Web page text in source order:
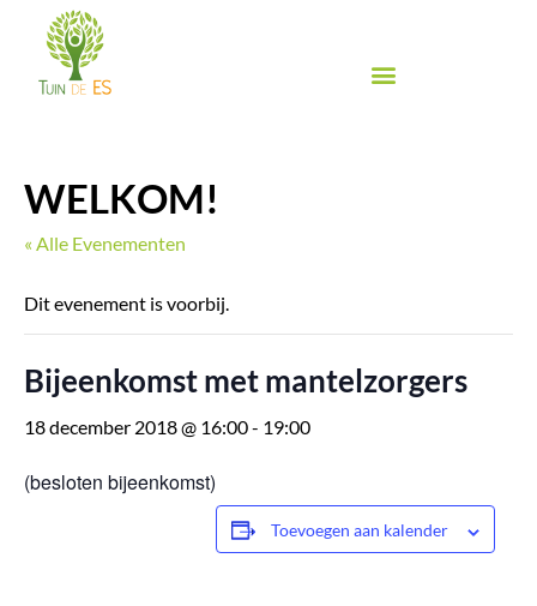
WELKOM!
« Alle Evenementen
Dit evenement is voorbij.
Bijeenkomst met mantelzorgers
18 december 2018 @ 16:00- 19:00
(besloten bijeenkomst)
Toevoegen aan kalender